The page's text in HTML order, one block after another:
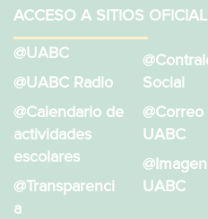
ACCESO A SITIOS
@UABC
@UABC Radio
@Calendario de
actividades
escolares
@Transparenci
a
Social
@Correo
UABC
@Imagen
UABC